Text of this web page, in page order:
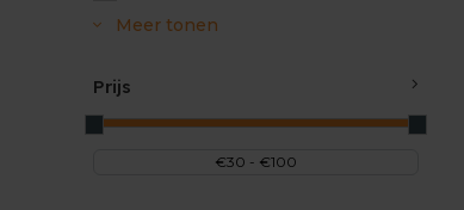
Meer tonen
Prijs